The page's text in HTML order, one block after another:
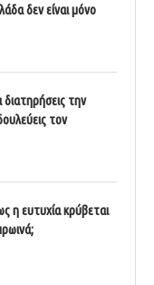
δεν είναι μόνο
διατηρήσεις την
τον
η ευτυχία κρύβεται